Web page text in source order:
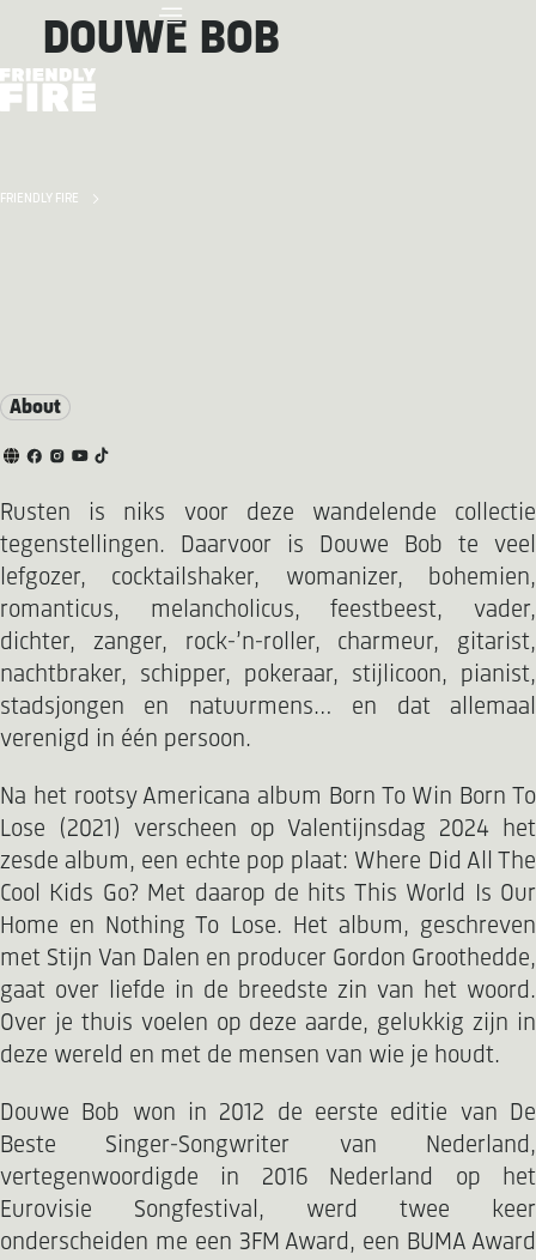
FRIENDLY FIRE
DOUWE BOB
About
Rusten is niks voor deze wandelende collectie
tegenstellingen. Daarvoor is Douwe Bob te veel
lefgozer, cocktailshaker, womanizer, bohemien,
romanticus, melancholicus, feestbeest, vader,
dichter, zanger, rock-’n-roller, charmeur, gitarist,
nachtbraker, schipper, pokeraar, stijlicoon, pianist,
stadsjongen en natuurmens… en dat allemaal
verenigd in één persoon.
Na het rootsy Americana album Born To Win Born To
Lose (2021) verscheen op Valentijnsdag 2024 het
zesde album, een echte pop plaat: Where Did All The
Cool Kids Go? Met daarop de hits This World Is Our
Home en Nothing To Lose. Het album, geschreven
met Stijn Van Dalen en producer Gordon Groothedde,
gaat over liefde in de breedste zin van het woord.
Over je thuis voelen op deze aarde, gelukkig zijn in
deze wereld en met de mensen van wie je houdt.
Douwe Bob won in 2012 de eerste editie van De
Beste Singer-Songwriter van Nederland,
vertegenwoordigde in 2016 Nederland op het
Eurovisie Songfestival, werd twee keer
onderscheiden me een 3FM Award, een BUMA Award